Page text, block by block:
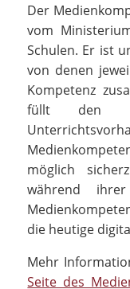
Der
vom
Schulen. Er ist
von denen
Kompetenz
füllt den
möglich
während
die heutige
Mehr
Seite des